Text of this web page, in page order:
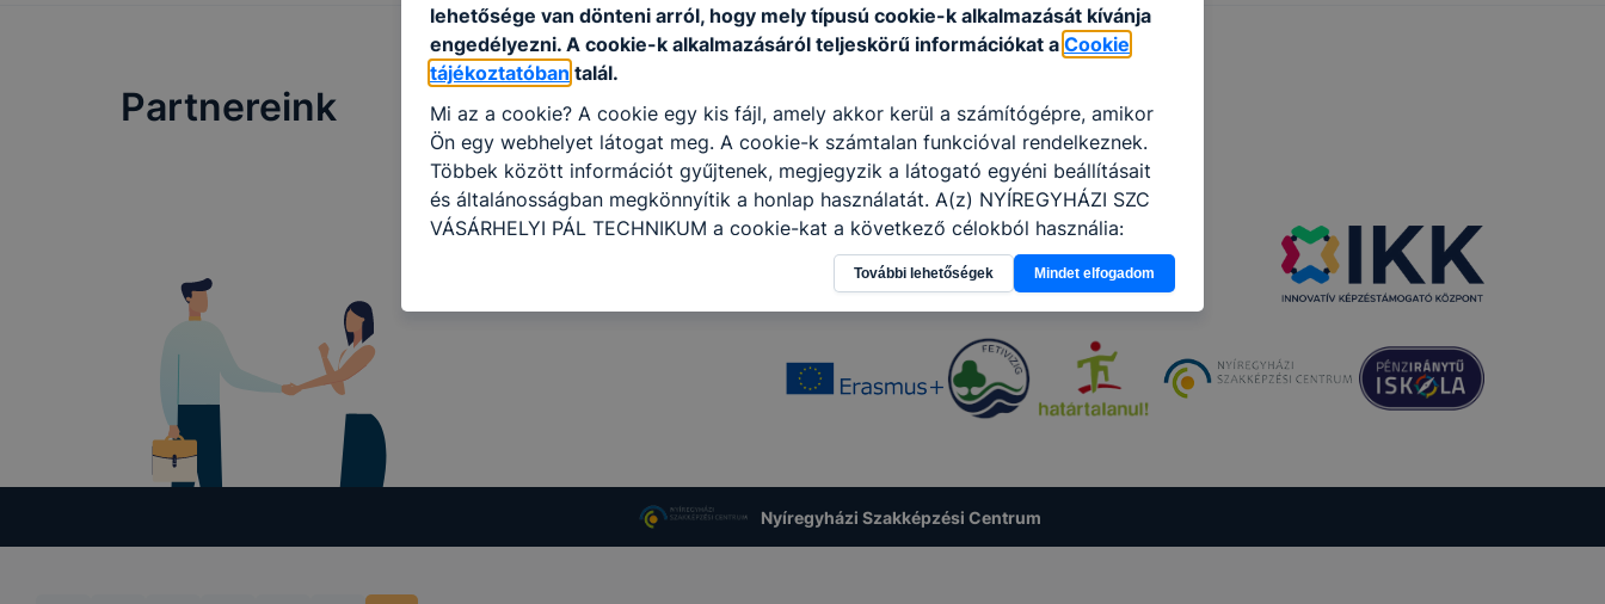
Partnereink
Nyíregyházi Szakképzési Centrum
lehetősége van dönteni arról, hogy mely típusú cookie-k alkalmazását kívánja
engedélyezni. A cookie-k alkalmazásáról teljeskörű információkat a Cookie
tájékoztatóban talál.
Mi az a cookie? A cookie egy kis fájl, amely akkor kerül a számítógépre, amikor
Ön egy webhelyet látogat meg. A cookie-k számtalan funkcióval rendelkeznek.
Többek között információt gyűjtenek, megjegyzik a látogató egyéni beállításait
és általánosságban megkönnyítik a honlap használatát. A(z) NYÍREGYHÁZI SZC
VÁSÁRHELYI PÁL TECHNIKUM a cookie-kat a következő célokból használja:
információ gyűjtése azzal kapcsolatban, hogyan használja Ön a honlapot -annak
felmérésével, hogy a honlap melyik részeit látogatja, vagy használja leginkább,
így megtudhatjuk, hogyan biztosítsunk Önnek még jobb felhasználói élményt, ha
ismét meglátogatja oldalunkat, honlap fejlesztése. Hogyan ellenőrizheti és hogyan
tudja kikapcsolni a cookie-kat? Minden modern böngésző engedélyezi a cookie-k
beállításának a változtatását. A legtöbb böngésző alapértelmezettként
folyamatainak megkönnyítése vagy lehetővé tétele, a cookie-k alkalmazásának
megakadályozása vagy törlése által előfordulhat, hogy felhasználóink nem
lesznek képesek honlapunk funkcióinak teljes körű használatára, vagy a honlap a
További lehetőségek Mindet elfogadom